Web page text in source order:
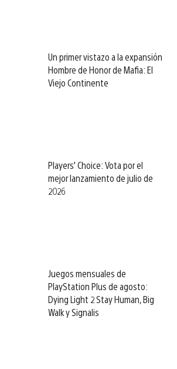
Un primer vistazo a la expansión
Hombre de Honor de Mafia: El
Viejo Continente
Players’ Choice: Vota por el
mejor lanzamiento de julio de
2026
Juegos mensuales de
PlayStation Plus de agosto:
Dying Light 2 Stay Human, Big
Walk y Signalis